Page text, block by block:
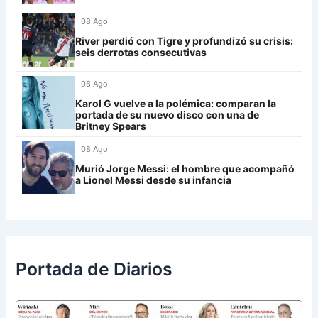
Always Ready
Grupo H
IDV
Rosario Central
UCV FC
08 Ago
River perdió con Tigre y profundizó su crisis:
seis derrotas consecutivas
08 Ago
Karol G vuelve a la polémica: comparan la
portada de su nuevo disco con una de
Britney Spears
08 Ago
Murió Jorge Messi: el hombre que acompañó
a Lionel Messi desde su infancia
Portada de Diarios